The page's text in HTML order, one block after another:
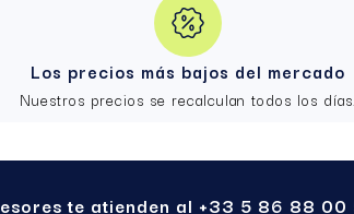
y duradero, además de una
Los precios más bajos del mercado
Nuestros precios se recalculan todos los días.
te atienden al +33 5 86 88 00